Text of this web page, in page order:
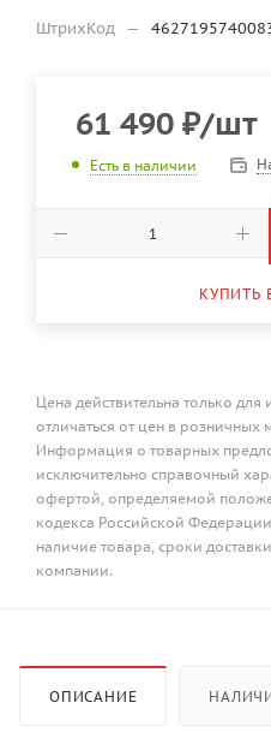
ШтрихКод —
61 490 ₽/шт
Есть в наличии
КУПИТЬ
Цена действительна только
отличаться от цен в розничных
Информация о товарных
исключительно справочный
офертой, определяемой
кодекса Российской
наличие товара, сроки
компании.
ОПИСАНИЕ